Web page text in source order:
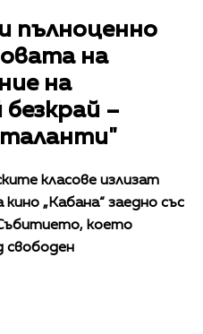
пълноценно
на
на
–
таланти"
класове излизат
„Кабана“ заедно със
което
свободен